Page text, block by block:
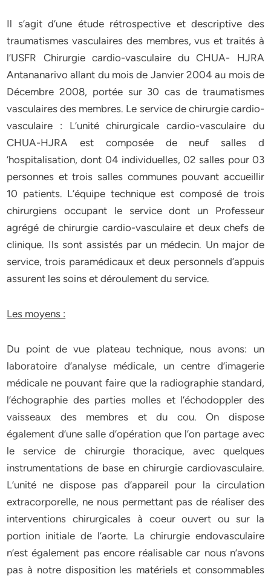
Il s’agit d’une étude rétrospective et descriptive des
traumatismes vasculaires des membres, vus et traités à
l’USFR Chirurgie cardio-vasculaire du CHUA- HJRA
Antananarivo allant du mois de Janvier 2004 au mois de
Décembre 2008, portée sur 30 cas de traumatismes
vasculaires des membres. Le service de chirurgie cardio-
vasculaire : L’unité chirurgicale cardio-vasculaire du
CHUA-HJRA est composée de neuf salles d
‘hospitalisation, dont 04 individuelles, 02 salles pour 03
personnes et trois salles communes pouvant accueillir
10 patients. L’équipe technique est composé de trois
chirurgiens occupant le service dont un Professeur
agrégé de chirurgie cardio-vasculaire et deux chefs de
clinique. Ils sont assistés par un médecin. Un major de
service, trois paramédicaux et deux personnels d’appuis
assurent les soins et déroulement du service.
Les moyens :
Du point de vue plateau technique, nous avons: un
laboratoire d’analyse médicale, un centre d’imagerie
médicale ne pouvant faire que la radiographie standard,
l’échographie des parties molles et l’échodoppler des
vaisseaux des membres et du cou. On dispose
également d’une salle d’opération que l’on partage avec
le service de chirurgie thoracique, avec quelques
instrumentations de base en chirurgie cardiovasculaire.
L’unité ne dispose pas d’appareil pour la circulation
extracorporelle, ne nous permettant pas de réaliser des
interventions chirurgicales à coeur ouvert ou sur la
portion initiale de l’aorte. La chirurgie endovasculaire
n’est également pas encore réalisable car nous n’avons
pas à notre disposition les matériels et consommables